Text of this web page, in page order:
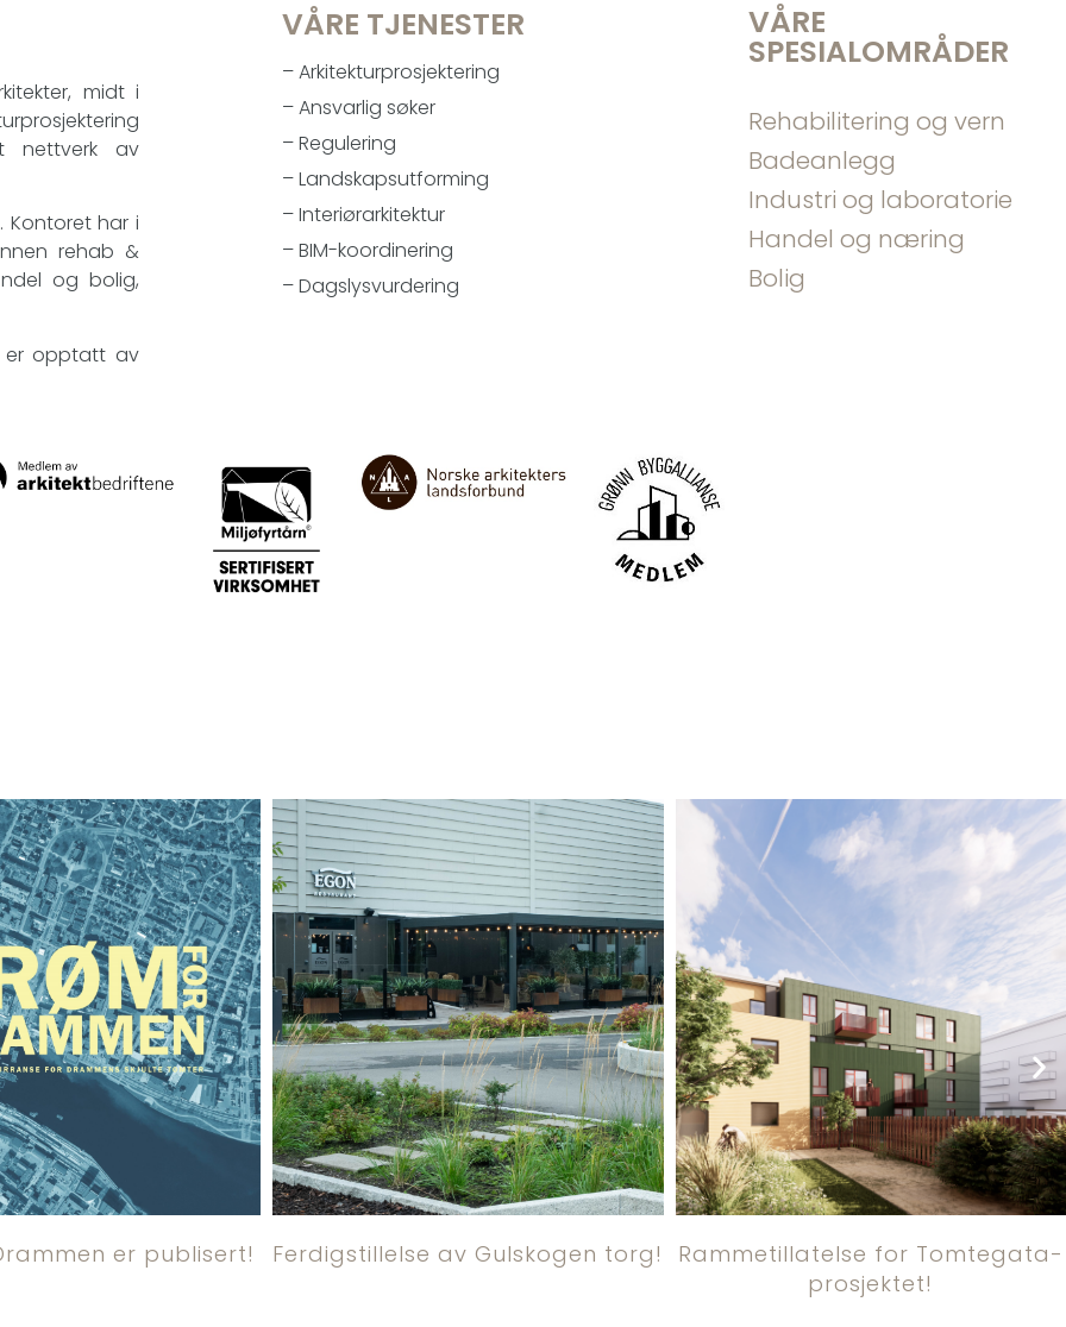
midt i
nettverk av
Kontoret har i
rehab &
og bolig,
er opptatt av
VÅRE TJENESTER
– Arkitekturprosjektering
– Ansvarlig søker
– Regulering
– Landskapsutforming
– Interiørarkitektur
– BIM-koordinering
–Dagslysvurdering
VÅRE
SPESIALOMRÅDER
Rehabilitering og vern
Badeanlegg
Industri og laboratorie
Handel og næring
Bolig
er publisert! Ferdigstillelse av Gulskogen torg!
Rammetillatelse for Tomtegata-
prosjektet!